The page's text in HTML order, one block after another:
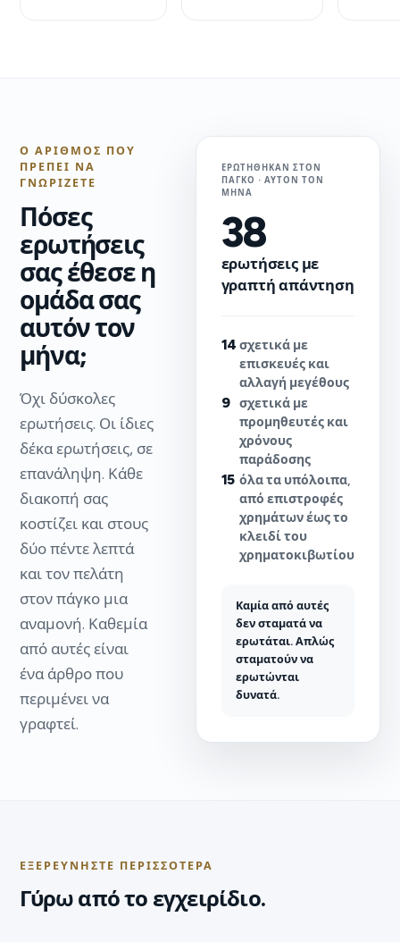
Ο ΑΡΙΘΜΌΣ ΠΟΥ
ΠΡΈΠΕΙ ΝΑ
ΓΝΩΡΊΖΕΤΕ
Πόσες
ερωτήσεις
σας έθεσε η
ομάδα σας
αυτόν τον
μήνα;
Όχι δύσκολες
ερωτήσεις. Οι ίδιες
δέκα ερωτήσεις, σε
επανάληψη. Κάθε
διακοπή σας
κοστίζει και στους
δύο πέντε λεπτά
και τον πελάτη
στον πάγκο μια
αναμονή. Καθεμία
από αυτές είναι
ένα άρθρο που
περιμένει να
γραφτεί.
ΕΡΩΤΉΘΗΚΑΝ ΣΤΟΝ
ΠΆΓΚΟ · ΑΥΤΌΝ ΤΟΝ
ΜΉΝΑ
38
ερωτήσεις με
γραπτή απάντηση
14 σχετικά με
επισκευές και
αλλαγή μεγέθους
9
σχετικά με
προμηθευτές και
χρόνους
παράδοσης
15 όλα τα υπόλοιπα,
από επιστροφές
χρημάτων έως το
κλειδί του
χρηματοκιβωτίου
Καμία από αυτές
δεν σταματά να
ερωτάται. Απλώς
σταματούν να
ερωτώνται
δυνατά.
ΕΞΕΡΕΥΝΉΣΤΕ ΠΕΡΙΣΣΌΤΕΡΑ
Γύρω από το εγχειρίδιο.